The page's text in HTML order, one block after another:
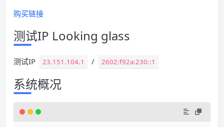
购买链接
测试IP Looking glass
测试IP 23.151.104.1 / 2602:f92a:230::1
系统概况